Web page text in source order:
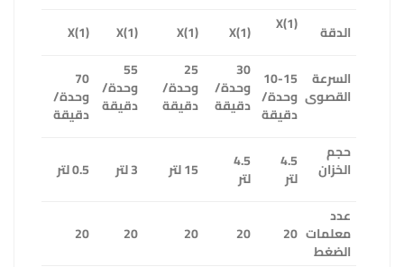
الدقة X
(1)
X(1)
X(1)
X(1)
X(1)
السرعة
القصوى
10-15
وحدة/
دقيقة
30
وحدة/
دقيقة
25
وحدة/
دقيقة
55
وحدة/
دقيقة
70
وحدة/
دقيقة
حجم
الخزان 4.5
لتر
4.5
لتر 15 لتر 3 لتر
0.5 لتر
عدد
معلمات
الضغط
20
20
20
20
20